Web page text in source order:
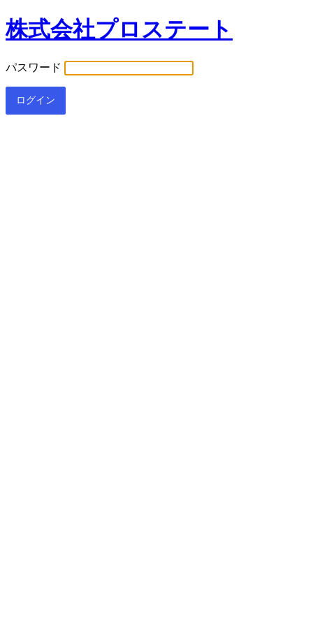
株式会社プロステート
パスワード